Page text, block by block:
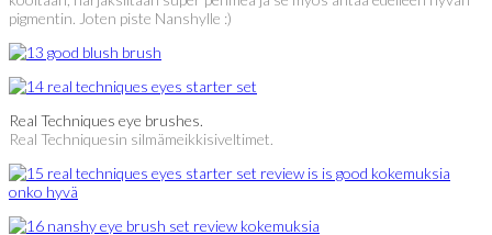
pigmentin. Joten piste Nanshylle :)
Real Techniques eye brushes.
Real Techniquesin silmämeikkisiveltimet.